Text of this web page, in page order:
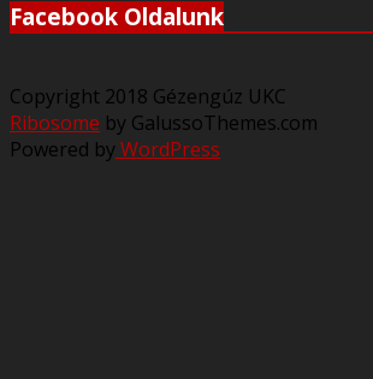
Facebook Oldalunk
Copyright 2018 Gézengúz UKC
Ribosome by GalussoThemes.com
Powered byWordPress